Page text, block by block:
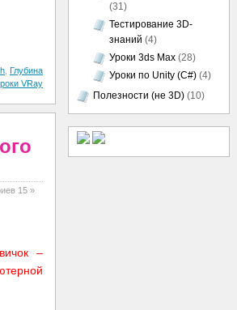
Глубина
VRay
15 »
–
(31)
Тестирование 3D-
знаний (4)
Уроки 3ds Max (28)
Уроки по Unity (C#) (4)
Полезности (не 3D) (10)